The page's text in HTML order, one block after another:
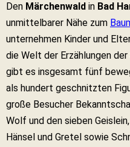
Den Märchenwald in Bad
unmittelbarer Nähe zum
unternehmen Kinder und
die Welt der Erzählungen
gibt es insgesamt fünf
als hundert geschnitzten
große Besucher
Wolf und den sieben
Hänsel und Gretel sowie